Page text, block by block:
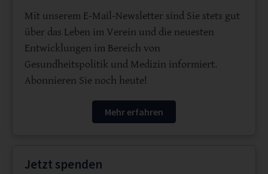
Mit unserem E-Mail-Newsletter sind Sie stets gut
über das Leben im Verein und die neuesten
Entwicklungen im Bereich von
Gesundheitspolitik und Medizin informiert.
Abonnieren Sie noch heute!
Mehr erfahren
Jetzt spenden